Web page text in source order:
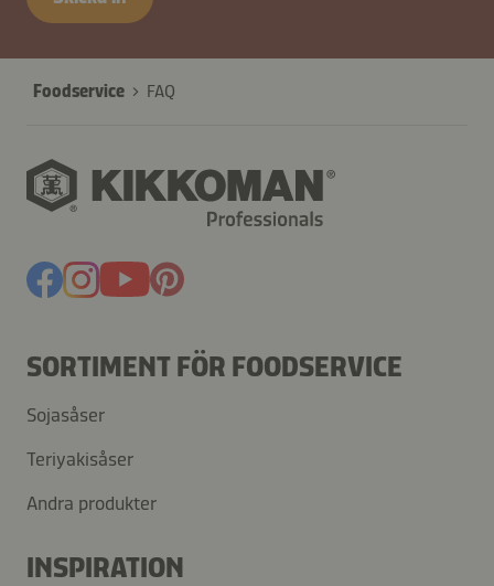
26625-
Foodservice FAQ
SORTIMENT FÖR FOODSERVICE
Sojasåser
Teriyakisåser
Andra produkter
INSPIRATION